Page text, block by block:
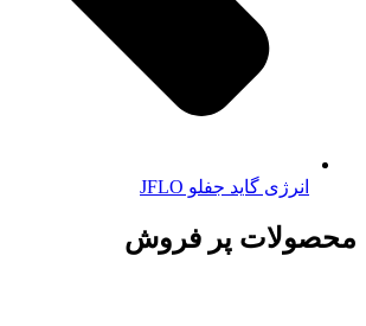
انرژی گاید جفلو JFLO
محصولات پر فروش